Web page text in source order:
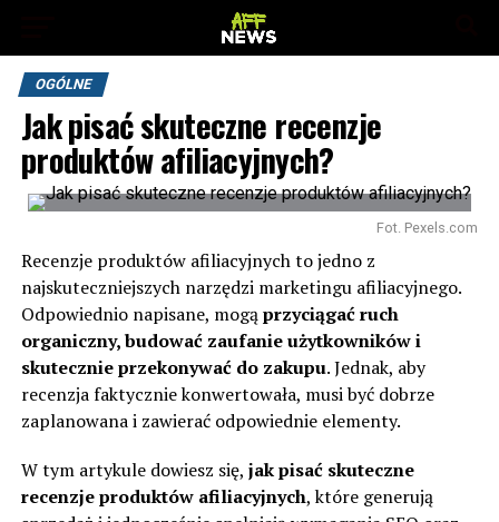
OGÓLNE
Jak pisać skuteczne recenzje
produktów afiliacyjnych?
Fot. Pexels.com
Recenzje produktów afiliacyjnych to jedno z
najskuteczniejszych narzędzi marketingu afiliacyjnego.
Odpowiednio napisane, mogąprzyciągać ruch
organiczny, budować zaufanie użytkowników i
skutecznie przekonywać do zakupu. Jednak, aby
recenzja faktycznie konwertowała, musi być dobrze
zaplanowana i zawierać odpowiednie elementy.
W tym artykule dowiesz się, jak pisać skuteczne
recenzje produktów afiliacyjnych, które generują